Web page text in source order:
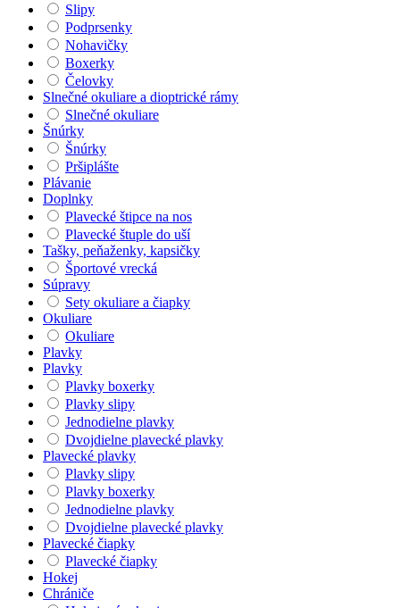
Slipy
Podprsenky
Nohavičky
Boxerky
Čelovky
Slnečné okuliare a dioptrické rámy
Slnečné okuliare
Šnúrky
Šnúrky
Pršiplášte
Plávanie
Doplnky
Plavecké štipce na nos
Plavecké štuple do uší
Tašky, peňaženky, kapsičky
Športové vrecká
Súpravy
Sety okuliare a čiapky
Okuliare
Okuliare
Plavky
Plavky
Plavky boxerky
Plavky slipy
Jednodielne plavky
Dvojdielne plavecké plavky
Plavecké plavky
Plavky slipy
Plavky boxerky
Jednodielne plavky
Dvojdielne plavecké plavky
Plavecké čiapky
Plavecké čiapky
Hokej
Chrániče